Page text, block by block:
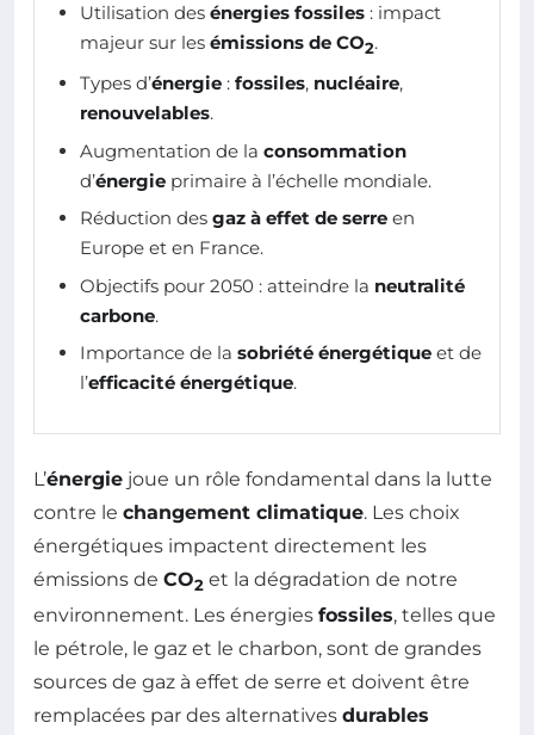
Utilisation des énergies fossiles : impact
majeur sur les émissions de CO2.
Types d’énergie : fossiles, nucléaire,
renouvelables.
Augmentation de la consommation
d’énergie primaire à l’échelle mondiale.
Réduction des gaz à effet de serre en
Europe et en France.
Objectifs pour 2050 : atteindre la neutralité
carbone.
Importance de la sobriété énergétique et de
l’efficacité énergétique.
L’énergie joue un rôle fondamental dans la lutte
contre le changement climatique. Les choix
énergétiques impactent directement les
émissions de CO2 et la dégradation de notre
environnement. Les énergies fossiles, telles que
le pétrole, le gaz et le charbon, sont de grandes
sources de gaz à effet de serre et doivent être
remplacées par des alternatives durables